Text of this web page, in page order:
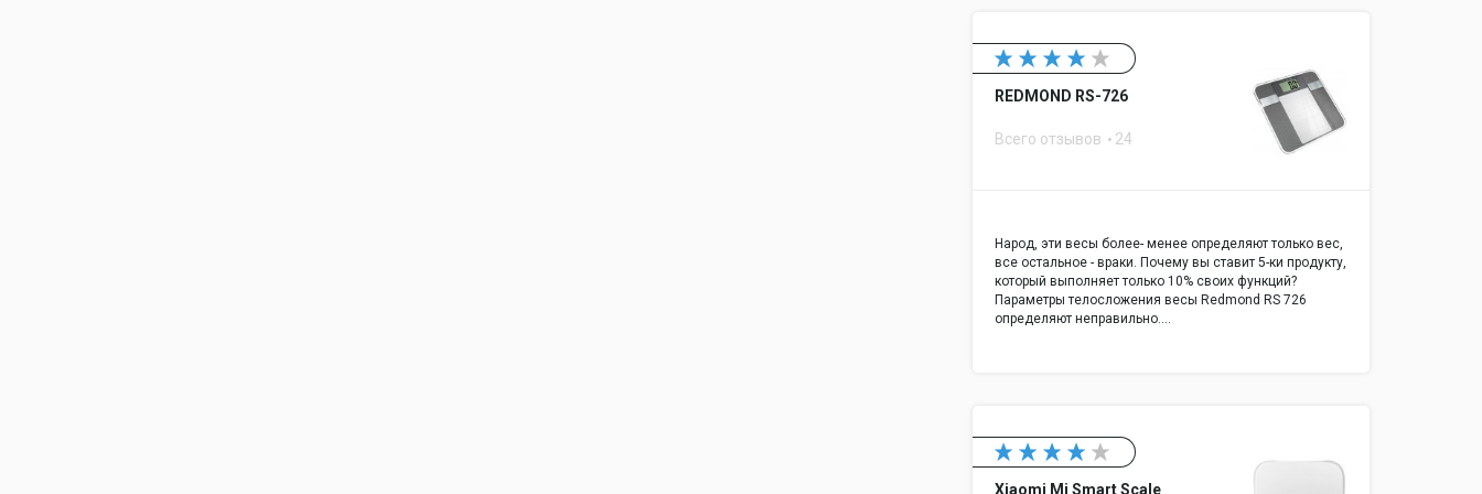
REDMOND RS-726
Всего отзывов 24
Народ, эти весы более- менее определяют только вес,
все остальное - враки. Почему вы ставит 5-ки продукту,
который выполняет только 10% своих функций?
Параметры телосложения весы Redmond RS 726
определяют неправильно.…
Xiaomi Mi Smart Scale